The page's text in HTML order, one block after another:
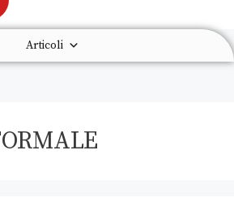
Articoli